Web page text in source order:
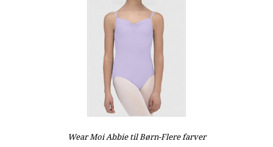
Wear Moi Abbie til Børn-Flere farver